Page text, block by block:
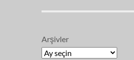
Arşivler